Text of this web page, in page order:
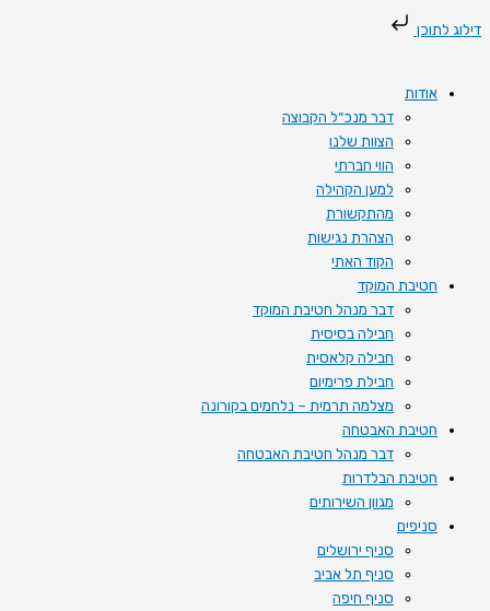
דילוג לתוכן
לתוכן
אודות
דבר מנכ״ל הקבוצה
הצוות שלנו
הווי חברתי
למען הקהילה
מהתקשורת
הצהרת נגישות
הקוד האתי
חטיבת המוקד
דבר מנהל חטיבת המוקד
חבילה בסיסית
חבילה קלאסית
חבילת פרימיום
מצלמה תרמית – נלחמים בקורונה
חטיבת האבטחה
דבר מנהל חטיבת האבטחה
חטיבת הבלדרות
מגוון השירותים
סניפים
סניף ירושלים
סניף תל אביב
סניף חיפה
for: